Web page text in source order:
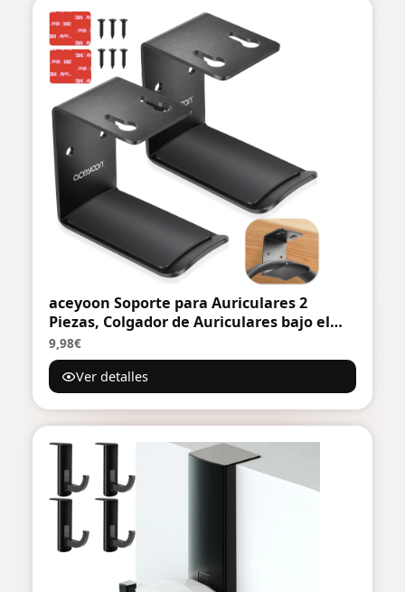
aceyoon Soporte para Auriculares 2
Piezas, Colgador de Auriculares bajo el
Escritorio con Adhesivo o Tornillos
Soporte Cascos Gaming con Almohadilla
de Silicona Gancho para Auriculares
9,98€
Ver detalles